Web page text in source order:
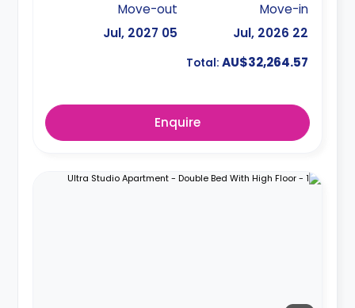
Move-in
22 Jul, 2026
Move-out
05 Jul, 2027
Total: AU$32,264.57
Enquire